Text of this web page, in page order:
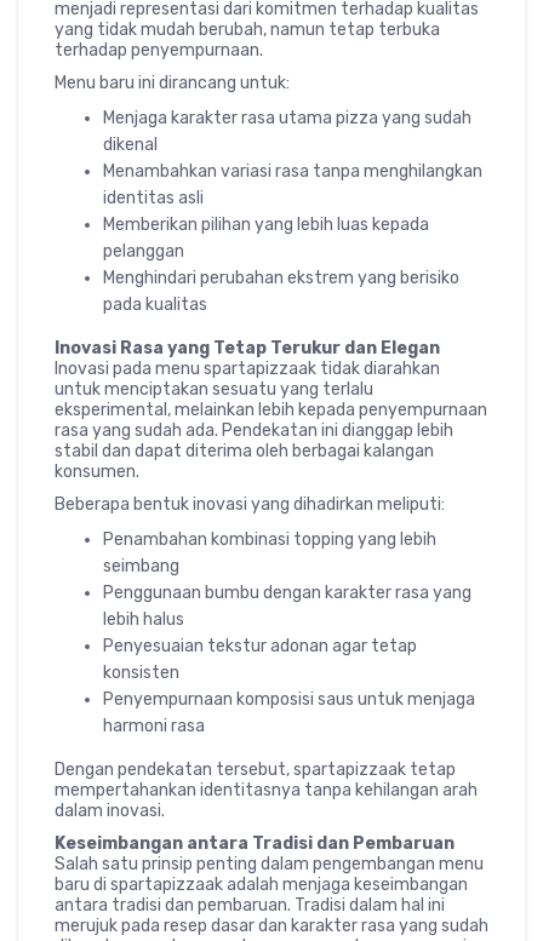
menjadi representasi dari komitmen terhadap kualitas
yang tidak mudah berubah, namun tetap terbuka
terhadap penyempurnaan.
Menu baru ini dirancang untuk:
Menjaga karakter rasa utama pizza yang sudah
dikenal
Menambahkan variasi rasa tanpa menghilangkan
identitas asli
Memberikan pilihan yang lebih luas kepada
pelanggan
Menghindari perubahan ekstrem yang berisiko
pada kualitas
Inovasi Rasa yang Tetap Terukur dan Elegan
Inovasi pada menu spartapizzaak tidak diarahkan
untuk menciptakan sesuatu yang terlalu
eksperimental, melainkan lebih kepada penyempurnaan
rasa yang sudah ada. Pendekatan ini dianggap lebih
stabil dan dapat diterima oleh berbagai kalangan
konsumen.
Beberapa bentuk inovasi yang dihadirkan meliputi:
Penambahan kombinasi topping yang lebih
seimbang
Penggunaan bumbu dengan karakter rasa yang
lebih halus
Penyesuaian tekstur adonan agar tetap
konsisten
Penyempurnaan komposisi saus untuk menjaga
harmoni rasa
Dengan pendekatan tersebut, spartapizzaak tetap
mempertahankan identitasnya tanpa kehilangan arah
dalam inovasi.
Keseimbangan antara Tradisi dan Pembaruan
Salah satu prinsip penting dalam pengembangan menu
baru di spartapizzaak adalah menjaga keseimbangan
antara tradisi dan pembaruan. Tradisi dalam hal ini
merujuk pada resep dasar dan karakter rasa yang sudah